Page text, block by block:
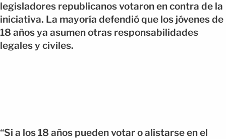
legisladores republicanos votaron en contra de la
iniciativa. La mayoría defendió que los jóvenes de
18 años ya asumen otras responsabilidades
legales y civiles.
“Si a los 18 años pueden votar o alistarse en el